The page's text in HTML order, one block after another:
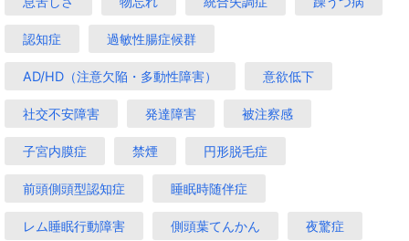
認知症 過敏性腸症候群
AD/HD（注意欠陥・多動性障害） 意欲低下
社交不安障害 発達障害 被注察感
子宮内膜症 禁煙 円形脱毛症
前頭側頭型認知症 睡眠時随伴症
レム睡眠行動障害 側頭葉てんかん 夜驚症